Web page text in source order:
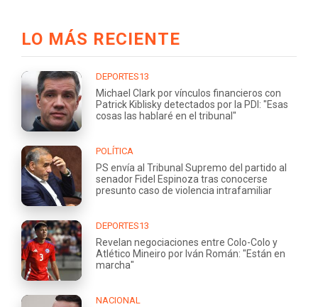
LO MÁS RECIENTE
DEPORTES13
Michael Clark por vínculos financieros con
Patrick Kiblisky detectados por la PDI: "Esas
cosas las hablaré en el tribunal"
POLÍTICA
PS envía al Tribunal Supremo del partido al
senador Fidel Espinoza tras conocerse
presunto caso de violencia intrafamiliar
DEPORTES13
Revelan negociaciones entre Colo-Colo y
Atlético Mineiro por Iván Román: "Están en
marcha"
NACIONAL